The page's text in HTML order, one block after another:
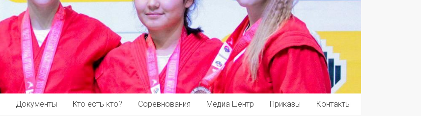
Документы Кто есть кто? Соревнования Медиа Центр Приказы Контакты